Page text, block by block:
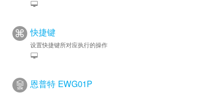
快捷键
设置快捷键所对应执行的操作
恩普特 EWG01P